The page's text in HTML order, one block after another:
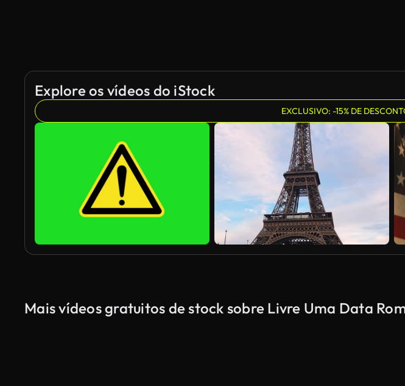
Explore os vídeos do iStock
EXCLUSIVO: -15% DE
Mais vídeos gratuitos de stock sobre Livre Uma Data